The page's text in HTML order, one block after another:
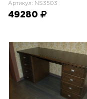
Артикул: NS3503
49280